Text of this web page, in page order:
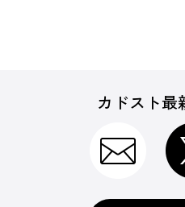
カドスト最